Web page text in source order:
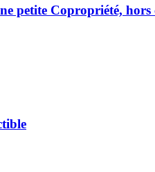
petite Copropriété,